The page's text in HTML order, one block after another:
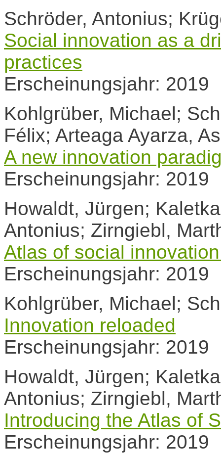
Schröder, Antonius;
Social innovation as a
practices
Erscheinungsjahr: 2019
Kohlgrüber, Michael;
Félix; Arteaga Ayarza,
A new innovation
Erscheinungsjahr: 2019
Howaldt, Jürgen;
Antonius; Zirngiebl,
Atlas of social
Erscheinungsjahr: 2019
Kohlgrüber, Michael;
Innovation reloaded
Erscheinungsjahr: 2019
Howaldt, Jürgen;
Antonius; Zirngiebl,
Introducing the Atlas of
Erscheinungsjahr: 2019